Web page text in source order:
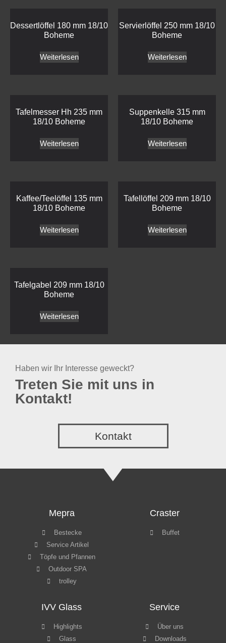
Dessertlöffel 180 mm 18/10
Boheme
Weiterlesen
Servierlöffel 250 mm 18/10
Boheme
Weiterlesen
Tafelmesser Hh 235 mm
18/10 Boheme
Weiterlesen
Suppenkelle 315 mm
18/10 Boheme
Weiterlesen
Kaffee/Teelöffel 135 mm
18/10 Boheme
Weiterlesen
Tafellöffel 209 mm 18/10
Boheme
Weiterlesen
Tafelgabel 209 mm 18/10
Boheme
Weiterlesen
Haben wir Ihr Interesse geweckt?
Treten Sie mit uns in
Kontakt!
Kontakt
Mepra
Bestecke
Service Artikel
Töpfe und Pfannen
Outdoor SPA
trolley
Craster
Buffet
IVV Glass
Highlights
Glass
Service
Über uns
Downloads